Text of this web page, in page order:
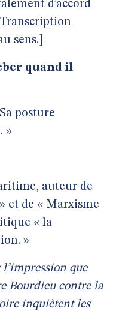
d’accord
sens.]
quand il
posture
»
auteur de
et de « Marxisme
« la
»
l’impression que
Bourdieu contre la
inquiètent les